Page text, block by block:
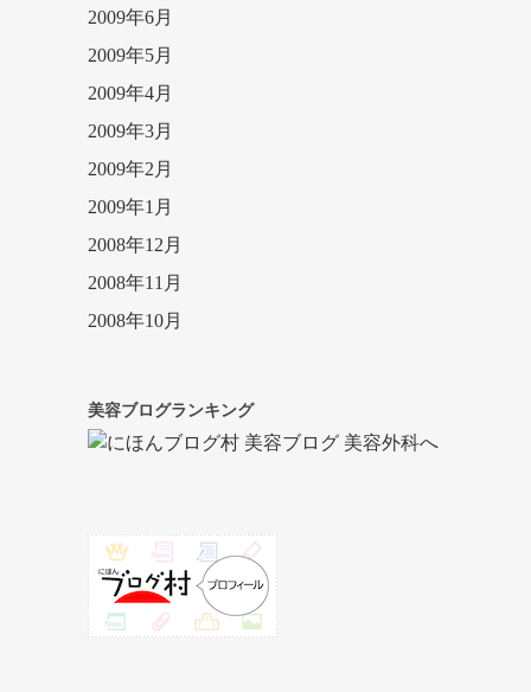
2009年6月
2009年5月
2009年4月
2009年3月
2009年2月
2009年1月
2008年12月
2008年11月
2008年10月
美容ブログランキング